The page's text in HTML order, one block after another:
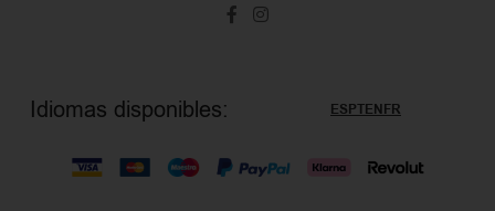
Idiomas disponibles: ESPTENFR